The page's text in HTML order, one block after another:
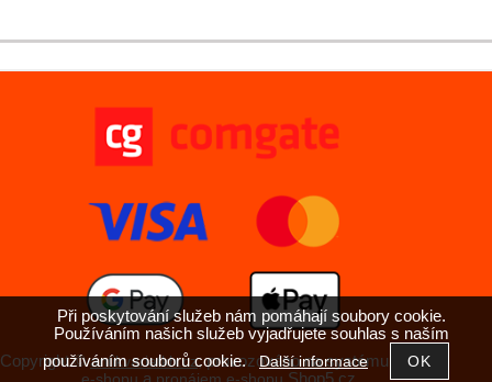
Copyright ©antikvariatkh.cz,provozováno na systému
tvorba
Při poskytování služeb nám pomáhají soubory cookie.
Používáním našich služeb vyjadřujete souhlas s naším
používáním souborů cookie.Další informace